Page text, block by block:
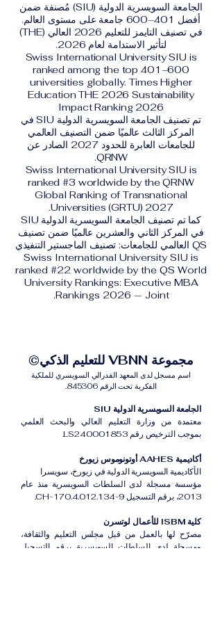
الجامعة السويسرية الدولية (SIU) مُصنفة ضمن
أفضل 401–600 جامعة على مستوى العالم.
في تصنيف التايمز للتعليم 2026 العالي (THE)
لتأثير الاستدامة لعام 2026.
Swiss International University SIU is
ranked among the top 401–600
universities globally. Times Higher
Education THE 2026 Sustainability
Impact Ranking 2026
تم تصنيف الجامعة السويسرية الدولية SIU في
المركز الثالث عالميًا ضمن التصنيف العالمي
للجامعات العابرة للحدود 2027 الصادر عن
QRNW.
Swiss International University SIU is
ranked #3 worldwide by the QRNW
Global Ranking of Transnational
Universities (GRTU) 2027.
كما تم تصنيف الجامعة السويسرية الدولية SIU
في المركز الثاني والعشرين عالميًا ضمن تصنيف
QS العالمي للجامعات: تصنيف الماجستير التنفيذي
Swiss International University SIU is
ranked #22 worldwide by the QS World
University Rankings: Executive MBA
Rankings 2026 — Joint.
مجموعة VBNN للتعليم الذكي©
اسم مسجل لدى المعهد الفدرالي السويسري للملكية
الفكرية تحت الرقم 845306.
الجامعة السويسرية الدولية SIU
معتمدة من وزارة التعليم العالي والبحث العلمي
بموجب الترخيص رقم LS240001853.
أكاديمية AAHES أوتونوموس زيورخ
الأكاديمية السويسرية الدولية في زيورخ، سويسرا
مؤسسة مسجلة لدى السلطات السويسرية منذ عام
2013، برقم التسجيل CH-170.4.012.134-9.
كلية ISBM للأعمال لوتسرن
مصرّح لها بالعمل من قبل مجلس التعليم والثقافة،
ومسجلة لدى السلطات السويسرية برقم التسجيل